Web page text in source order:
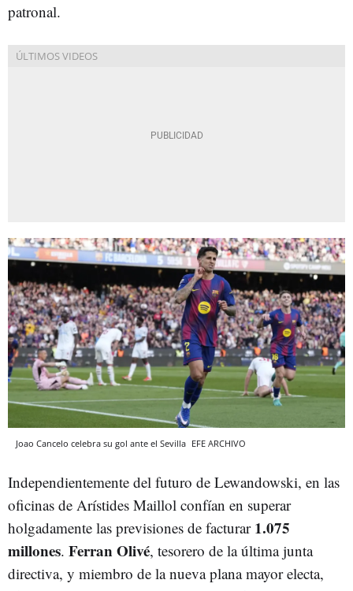
patronal.
Joao Cancelo celebra su gol ante el Sevilla EFE ARCHIVO
Independientemente del futuro de Lewandowski, en las
oficinas de Arístides Maillol confían en superar
holgadamente las previsiones de facturar 1.075
millones. Ferran Olivé, tesorero de la última junta
directiva, y miembro de la nueva plana mayor electa,